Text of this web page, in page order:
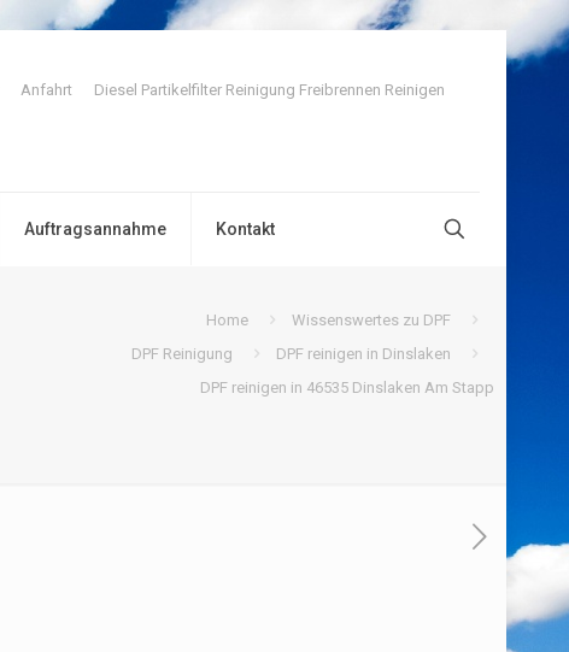
Auftragsannahme Kontakt
Anfahrt Diesel Partikelfilter Reinigung Freibrennen Reinigen
Home
Wissenswertes zu DPF
DPF Reinigung
DPF reinigen in Dinslaken
DPF reinigen in 46535 Dinslaken Am Stapp